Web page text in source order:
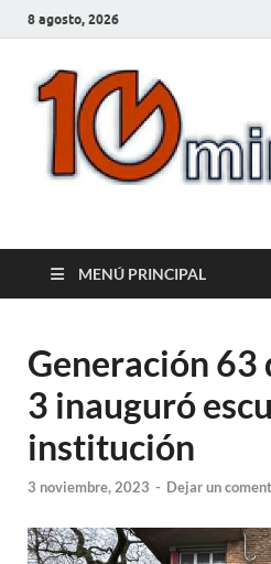
8 agosto, 2026
MENÚ PRINCIPAL
Generación 63
3 inauguró
institución
3 noviembre, 2023 - Dejar un